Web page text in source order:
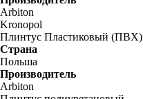
Arbiton
Kronopol
Плинтус Пластиковый (ПВХ)
Страна
Польша
Производитель
Arbiton